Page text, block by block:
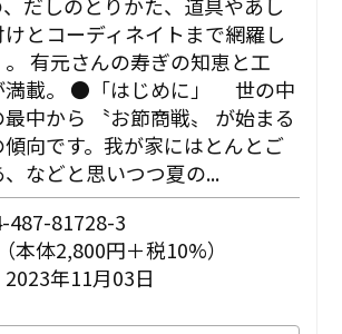
とコーディネイトまで網羅し
有元さんの寿ぎの知恵と工
満載。 ●「はじめに」 世の中
中から 〝お節商戦〟 が始まる
向です。我が家にはとんとご
などと思いつつ夏の...
487-81728-3
本体2,800円＋税10%）
年11月03日